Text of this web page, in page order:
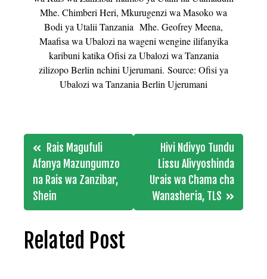
Mhe. Chimberi Heri, Mkurugenzi wa Masoko wa
Bodi ya Utalii Tanzania Mhe. Geofrey Meena,
Maafisa wa Ubalozi na wageni wengine ilifanyika
karibuni katika Ofisi za Ubalozi wa Tanzania
zilizopo Berlin nchini Ujerumani. Source: Ofisi ya
Ubalozi wa Tanzania Berlin Ujerumani
Post
navigation
Rais Magufuli
Afanya Mazungumzo
na Rais wa Zanzibar,
Shein
Hivi Ndivyo Tundu
Lissu Alivyoshinda
Urais wa Chama cha
Wanasheria, TLS
Related Post